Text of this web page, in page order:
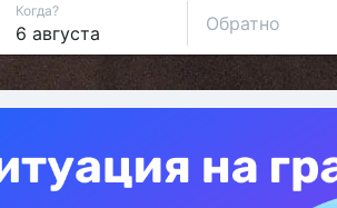
Когда?
Обратно